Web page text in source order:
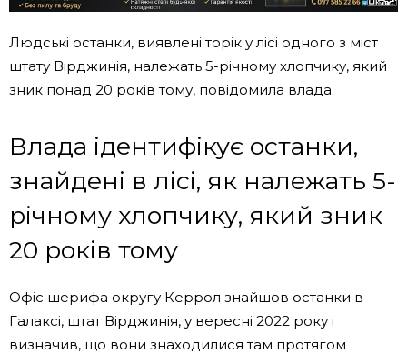
Людські останки, виявлені торік у лісі одного з міст
штату Вірджинія, належать 5-річному хлопчику, який
зник понад 20 років тому, повідомила влада.
Влада ідентифікує останки,
знайдені в лісі, як належать 5-
річному хлопчику, який зник
20 років тому
Офіс шерифа округу Керрол знайшов останки в
Галаксі, штат Вірджинія, у вересні 2022 року і
визначив, що вони знаходилися там протягом